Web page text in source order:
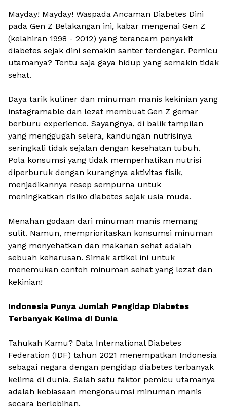
Mayday! Mayday! Waspada Ancaman Diabetes Dini
pada Gen Z Belakangan ini, kabar mengenai Gen Z
(kelahiran 1998 - 2012) yang terancam penyakit
diabetes sejak dini semakin santer terdengar. Pemicu
utamanya? Tentu saja gaya hidup yang semakin tidak
sehat.
Daya tarik kuliner dan minuman manis kekinian yang
instagramable dan lezat membuat Gen Z gemar
berburu experience. Sayangnya, di balik tampilan
yang menggugah selera, kandungan nutrisinya
seringkali tidak sejalan dengan kesehatan tubuh.
Pola konsumsi yang tidak memperhatikan nutrisi
diperburuk dengan kurangnya aktivitas fisik,
menjadikannya resep sempurna untuk
meningkatkan risiko diabetes sejak usia muda.
Menahan godaan dari minuman manis memang
sulit. Namun, memprioritaskan konsumsi minuman
yang menyehatkan dan makanan sehat adalah
sebuah keharusan. Simak artikel ini untuk
menemukan contoh minuman sehat yang lezat dan
kekinian!
Indonesia Punya Jumlah Pengidap Diabetes
Terbanyak Kelima di Dunia
Tahukah Kamu? Data International Diabetes
Federation (IDF) tahun 2021 menempatkan Indonesia
sebagai negara dengan pengidap diabetes terbanyak
kelima di dunia. Salah satu faktor pemicu utamanya
adalah kebiasaan mengonsumsi minuman manis
secara berlebihan.